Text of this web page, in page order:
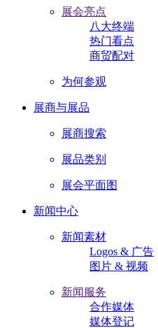
展会亮点
八大终端
热门看点
商贸配对
为何参观
展商与展品
展商搜索
展品类别
展会平面图
新闻中心
新闻素材
Logos & 广告
图片 & 视频
新闻服务
合作媒体
媒体登记